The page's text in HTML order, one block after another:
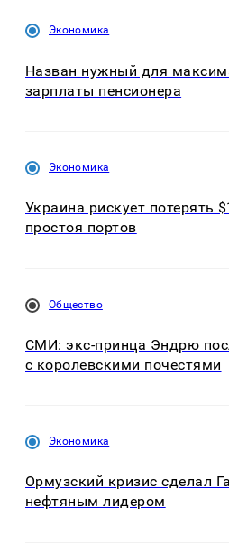
Экономика
Назван нужный для
зарплаты пенсионера
Экономика
Украина рискует потерять
простоя портов
Общество
СМИ: экс-принца Эндрю
с королевскими почестями
Экономика
Ормузский кризис сделал
нефтяным лидером